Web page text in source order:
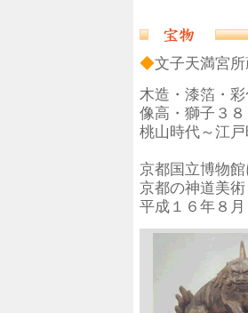
◆文子天満宮
木造・漆箔・
像高・獅子３
桃山時代～江
京都国立博物
京都の神道美術
平成１６年８